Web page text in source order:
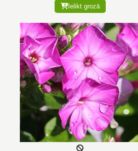
Ielikt grozā